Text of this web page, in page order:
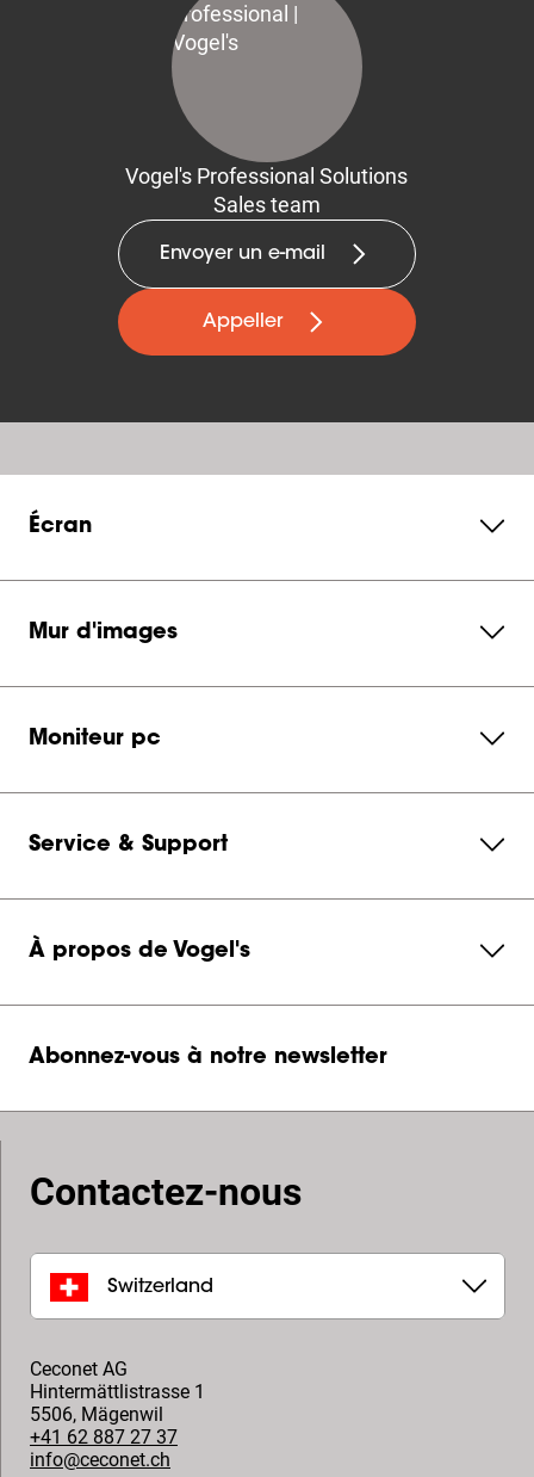
Vogel's Professional Solutions
Sales team
Envoyer un e-mail
Appeller
Écran
Mur d'images
Moniteur pc
Service & Support
À propos de Vogel's
Abonnez-vous à notre newsletter
Contactez-nous
Switzerland
Ceconet AG
Hintermättlistrasse 1
5506, Mägenwil
+41 62 887 27 37
info@ceconet.ch